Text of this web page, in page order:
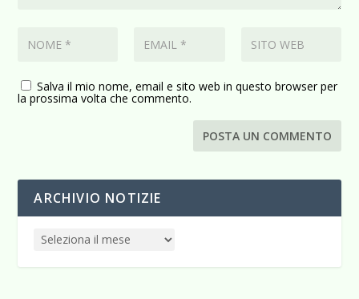
Salva il mio nome, email e sito web in questo browser per
la prossima volta che commento.
ARCHIVIO NOTIZIE